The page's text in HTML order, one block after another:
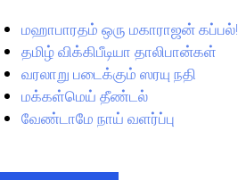
மஹாபாரதம் ஒரு மகாராஜன் கப்பல்!
தமிழ் விக்கிபீடியா தாலிபான்கள்
வரலாறு படைக்கும் ஸரயு நதி
மக்கள்மெய் தீண்டல்
வேண்டாமே நாய் வளர்ப்பு